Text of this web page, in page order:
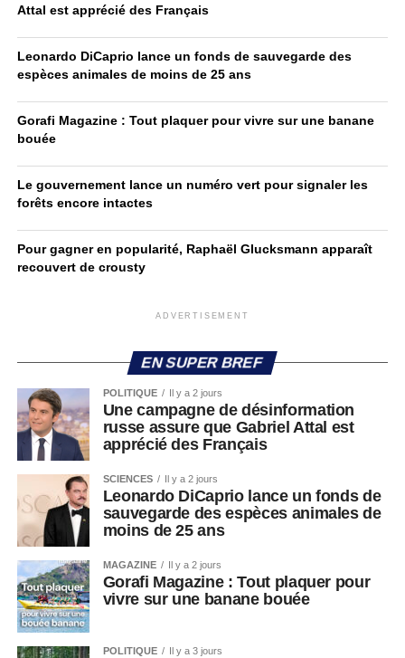
Attal est apprécié des Français
Leonardo DiCaprio lance un fonds de sauvegarde des
espèces animales de moins de 25 ans
Gorafi Magazine : Tout plaquer pour vivre sur une banane
bouée
Le gouvernement lance un numéro vert pour signaler les
forêts encore intactes
Pour gagner en popularité, Raphaël Glucksmann apparaît
recouvert de crousty
ADVERTISEMENT
EN SUPER BREF
POLITIQUE Il y a 2 jours
Une campagne de désinformation
russe assure que Gabriel Attal est
apprécié des Français
SCIENCES Il y a 2 jours
Leonardo DiCaprio lance un fonds de
sauvegarde des espèces animales de
moins de 25 ans
MAGAZINE Il y a 2 jours
Gorafi Magazine : Tout plaquer pour
vivre sur une banane bouée
POLITIQUE Il y a 3 jours